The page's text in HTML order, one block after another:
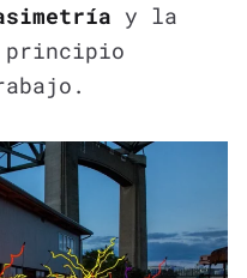
y la
principio